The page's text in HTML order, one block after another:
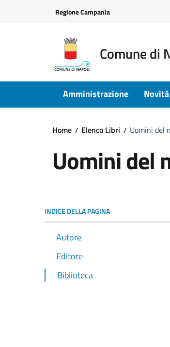
Regione Campania
Comune di
Amministrazione Novità
Home Elenco Libri Uomini del
Uomini del
INDICE DELLA PAGINA
Autore
Editore
Biblioteca